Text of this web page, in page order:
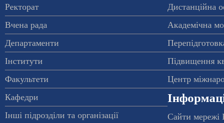
Ректорат
Вчена рада
Департаменти
Інститути
Факультети
Кафедри
Інші підрозділи та організації
Дистанційна
Академічна
Підвищення
Центр
Сайти мережі